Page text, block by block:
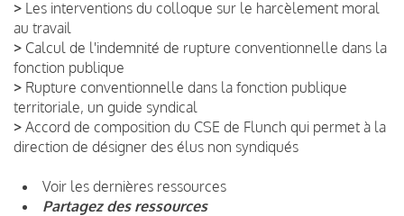
> Les interventions du colloque sur le harcèlement moral
au travail
> Calcul de l'indemnité de rupture conventionnelle dans la
fonction publique
> Rupture conventionnelle dans la fonction publique
territoriale, un guide syndical
> Accord de composition du CSE de Flunch qui permet à la
direction de désigner des élus non syndiqués
Voir les dernières ressources
Partagez des ressources